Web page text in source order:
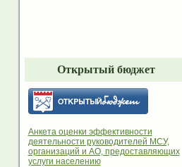
Открытый бюджет
Анкета оценки эффективности
деятельности руководителей МСУ,
организаций и АО, предоставляющих
услуги населению